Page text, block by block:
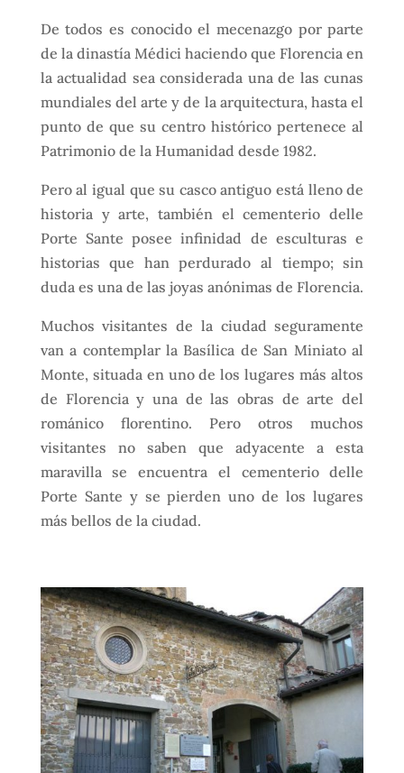
De todos es conocido el mecenazgo por parte
de la dinastía Médici haciendo que Florencia en
la actualidad sea considerada una de las cunas
mundiales del arte y de la arquitectura, hasta el
punto de que su centro histórico pertenece al
Patrimonio de la Humanidad desde 1982.
Pero al igual que su casco antiguo está lleno de
historia y arte, también el cementerio delle
Porte Sante posee infinidad de esculturas e
historias que han perdurado al tiempo; sin
duda es una de las joyas anónimas de Florencia.
Muchos visitantes de la ciudad seguramente
van a contemplar la Basílica de San Miniato al
Monte, situada en uno de los lugares más altos
de Florencia y una de las obras de arte del
románico florentino. Pero otros muchos
visitantes no saben que adyacente a esta
maravilla se encuentra el cementerio delle
Porte Sante y se pierden uno de los lugares
más bellos de la ciudad.